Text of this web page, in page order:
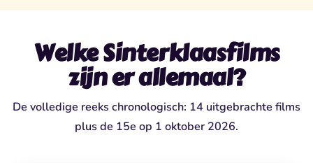
Welke Sinterklaasfilms
zijn er allemaal?
De volledige reeks chronologisch: 14 uitgebrachte films
plus de 15e op 1 oktober 2026.